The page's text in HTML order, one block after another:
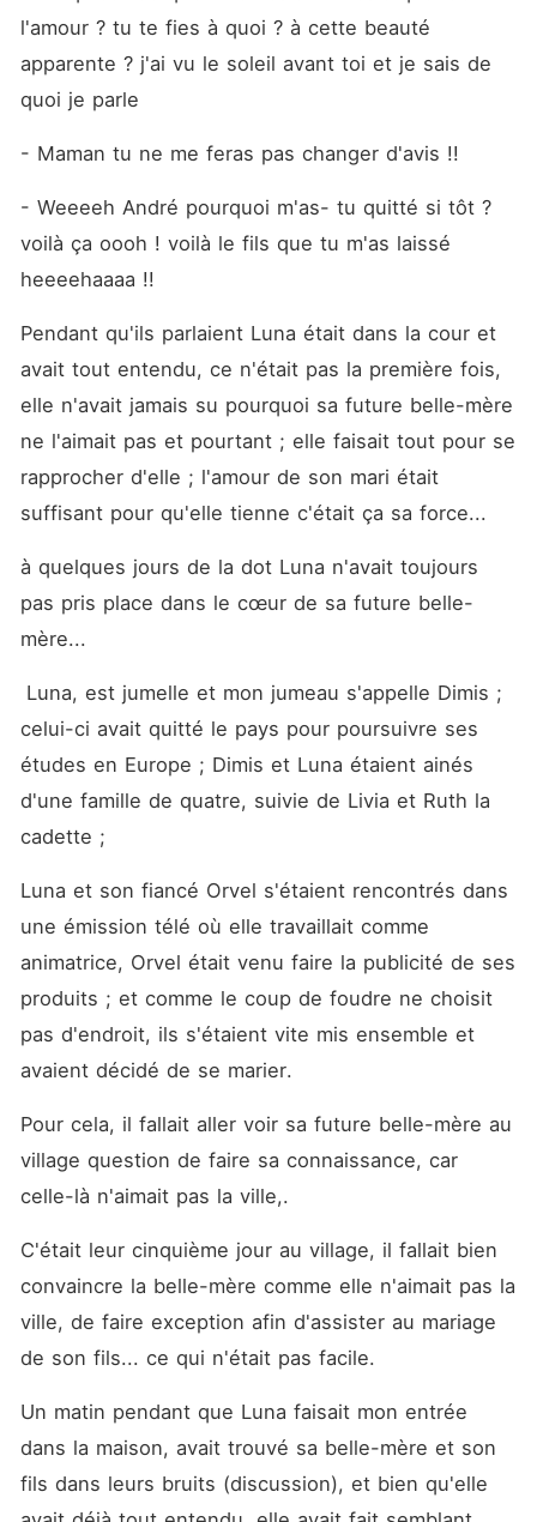
l'amour ? tu te fies à quoi ? à cette beauté
apparente ? j'ai vu le soleil avant toi et je sais de
quoi je parle
- Maman tu ne me feras pas changer d'avis !!
- Weeeeh André pourquoi m'as- tu quitté si tôt ?
voilà ça oooh ! voilà le fils que tu m'as laissé
heeeehaaaa !!
Pendant qu'ils parlaient Luna était dans la cour et
avait tout entendu, ce n'était pas la première fois,
elle n'avait jamais su pourquoi sa future belle-mère
ne l'aimait pas et pourtant ; elle faisait tout pour se
rapprocher d'elle ; l'amour de son mari était
suffisant pour qu'elle tienne c'était ça sa force...
à quelques jours de la dot Luna n'avait toujours
pas pris place dans le cœur de sa future belle-
mère...
celui-ci avait quitté le pays pour poursuivre ses
études en Europe ; Dimis et Luna étaient ainés
d'une famille de quatre, suivie de Livia et Ruth la
cadette ;
Luna et son fiancé Orvel s'étaient rencontrés dans
une émission télé où elle travaillait comme
animatrice, Orvel était venu faire la publicité de ses
produits ; et comme le coup de foudre ne choisit
pas d'endroit, ils s'étaient vite mis ensemble et
avaient décidé de se marier.
Pour cela, il fallait aller voir sa future belle-mère au
village question de faire sa connaissance, car
celle-là n'aimait pas la ville,.
C'était leur cinquième jour au village, il fallait bien
convaincre la belle-mère comme elle n'aimait pas la
ville, de faire exception afin d'assister au mariage
de son fils... ce qui n'était pas facile.
Un matin pendant que Luna faisait mon entrée
dans la maison, avait trouvé sa belle-mère et son
fils dans leurs bruits (discussion), et bien qu'elle